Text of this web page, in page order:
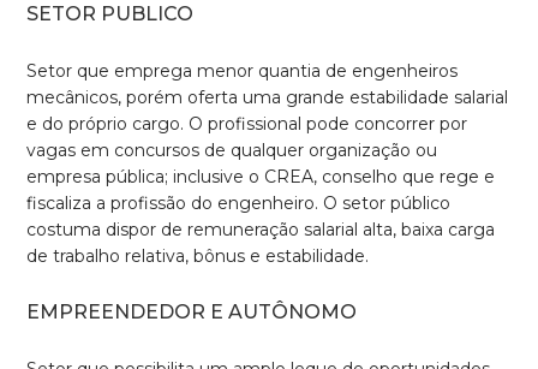
SETOR PUBLICO
Setor que emprega menor quantia de engenheiros
mecânicos, porém oferta uma grande estabilidade salarial
e do próprio cargo. O profissional pode concorrer por
vagas em concursos de qualquer organização ou
empresa pública; inclusive o CREA, conselho que rege e
fiscaliza a profissão do engenheiro. O setor público
costuma dispor de remuneração salarial alta, baixa carga
de trabalho relativa, bônus e estabilidade.
EMPREENDEDOR E AUTÔNOMO